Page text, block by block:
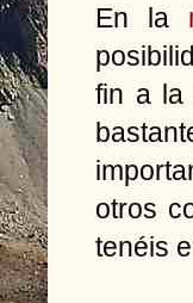
En la
fin a la
otros
tenéis